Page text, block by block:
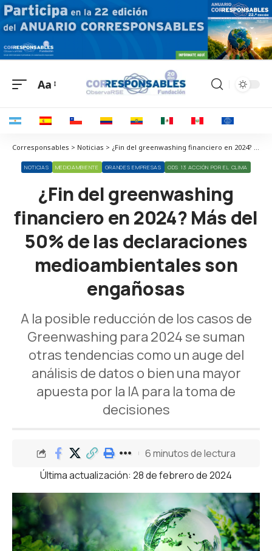
Aa
Corresponsables > Noticias > ¿Fin del greenwashing financiero en 2024? Más del 50% de las declaraciones medioambientales son engañosas
NOTICIAS MEDIOAMBIENTE GRANDES EMPRESAS ODS 13 ACCIÓN POR EL CLIMA
¿Fin del greenwashing
financiero en 2024? Más del
50% de las declaraciones
medioambientales son
engañosas
A la posible reducción de los casos de
Greenwashing para 2024 se suman
otras tendencias como un auge del
análisis de datos o bien una mayor
apuesta por la IA para la toma de
decisiones
Última actualización: 28 de febrero de 2024
6 minutos de lectura